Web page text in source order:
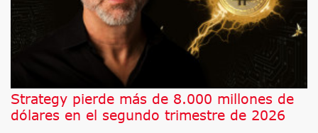
Strategy pierde más de 8.000 millones de
dólares en el segundo trimestre de 2026